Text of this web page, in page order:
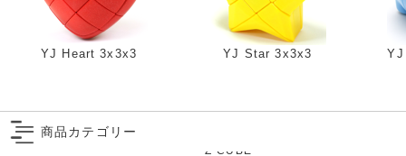
YJ Heart 3x3x3 YJ Star 3x3x3
商品カテゴリー